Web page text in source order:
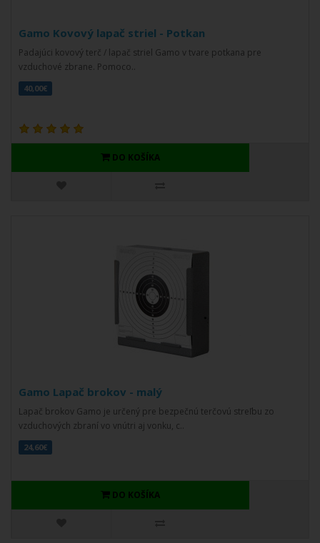
Gamo Kovový lapač striel - Potkan
Padajúci kovový terč / lapač striel Gamo v tvare potkana pre
vzduchové zbrane. Pomoco..
40,00€
DO KOŠÍKA
Gamo Lapač brokov - malý
Lapač brokov Gamo je určený pre bezpečnú terčovú streľbu zo
vzduchových zbraní vo vnútri aj vonku, c..
24,60€
DO KOŠÍKA